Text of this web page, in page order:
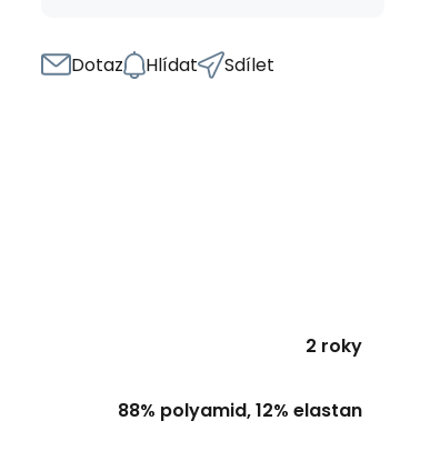
Dotaz Hlídat Sdílet
2 roky
88% polyamid, 12% elastan